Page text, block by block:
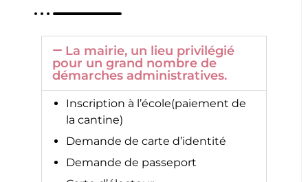
La mairie, un lieu privilégié
pour un grand nombre de
démarches administratives.
Inscription à l’école(paiement de
la cantine)
Demande de carte d’identité
Demande de passeport